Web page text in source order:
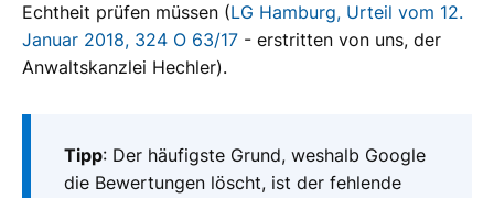
Echtheit prüfen müssen (LG Hamburg, Urteil vom 12.
Januar 2018, 324 O 63/17 - erstritten von uns, der
Anwaltskanzlei Hechler).
Tipp: Der häufigste Grund, weshalb Google
die Bewertungen löscht, ist der fehlende